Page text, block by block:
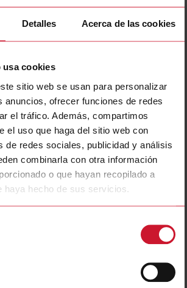
Detalles Acerca de las cookies
usa cookies
sitio web se usan para personalizar
anuncios, ofrecer funciones de redes
el tráfico. Además, compartimos
el uso que haga del sitio web con
de redes sociales, publicidad y análisis
combinarla con otra información
o que hayan recopilado a
haya hecho de sus servicios.
Comprar
150 to 1000 V dc, 600 A max, SML
384 bit signature
150 V dc;
200 V dc;
300 V dc;
400 V dc;
500 V dc;